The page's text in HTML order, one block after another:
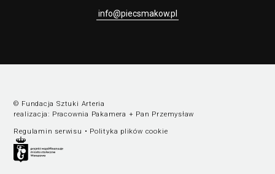
info@piecsmakow.pl
© Fundacja Sztuki Arteria
realizacja: Pracownia Pakamera + Pan Przemysław
Regulamin serwisu • Polityka plików cookie